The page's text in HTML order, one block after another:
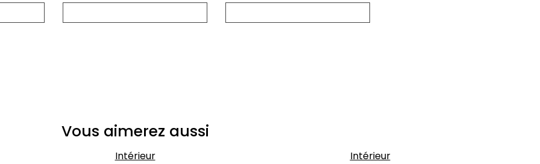
Vous aimerez aussi
Intérieur Intérieur